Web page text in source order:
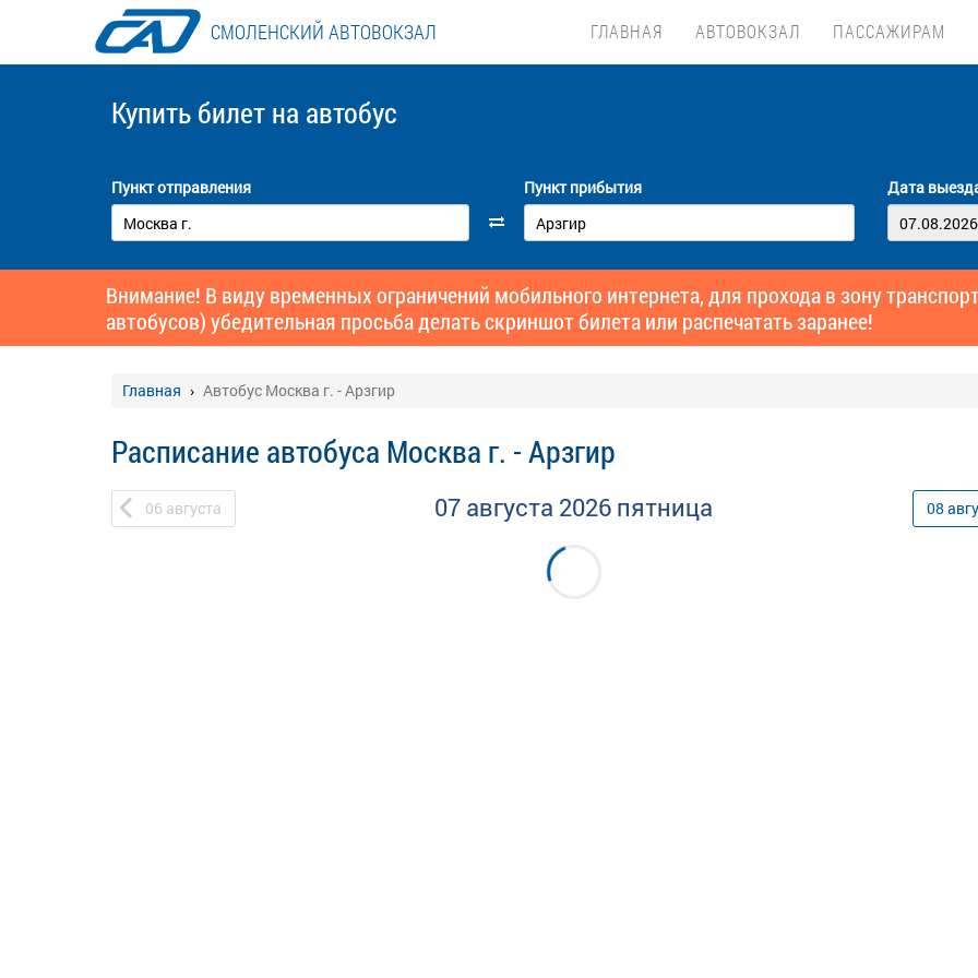
СМОЛЕНСКИЙ АВТОВОКЗАЛ ГЛАВНАЯ АВТОВОКЗАЛ ПАССАЖИРАМ
Купить билет на автобус
Пункт отправления Пункт прибытия Дата
Внимание! В виду временных ограничений мобильного интернета, для прохода в зону
автобусов) убедительная просьба делать скриншот билета или распечатать заранее!
Главная Автобус Москва г. - Арзгир
Расписание автобуса Москва г. - Арзгир
06 августа 07 августа 2026 пятница 08